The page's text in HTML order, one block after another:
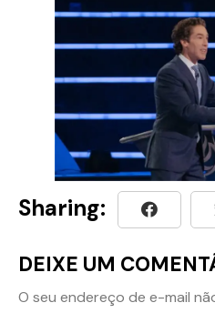
Sharing:
DEIXE UM
O seu endereço de e-mail